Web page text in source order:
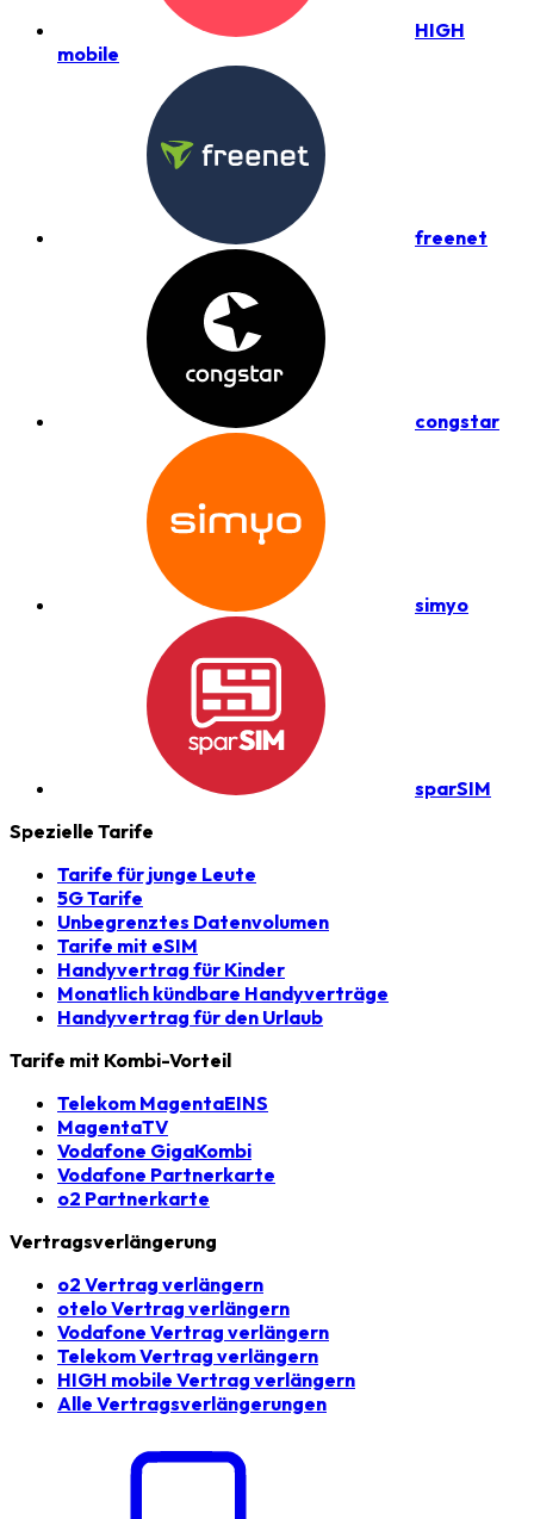
HIGH
mobile
freenet
congstar
simyo
sparSIM
Spezielle Tarife
Tarife für junge Leute
5G Tarife
Unbegrenztes Datenvolumen
Tarife mit eSIM
Handyvertrag für Kinder
Monatlich kündbare Handyverträge
Handyvertrag für den Urlaub
Tarife mit Kombi-Vorteil
Telekom MagentaEINS
MagentaTV
Vodafone GigaKombi
Vodafone Partnerkarte
o2 Partnerkarte
Vertragsverlängerung
o2 Vertrag verlängern
otelo Vertrag verlängern
Vodafone Vertrag verlängern
Telekom Vertrag verlängern
HIGH mobile Vertrag verlängern
Alle Vertragsverlängerungen